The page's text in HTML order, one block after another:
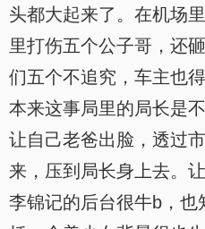
头都大起来了。在机场
里打伤五个公子哥，还
们五个不追究，车主也
本来这事局里的局长是
让自己老爸出脸，透过
来，压到局长身上去。
李锦记的后台很牛b，